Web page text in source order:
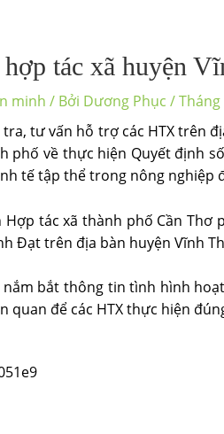
tác xã huyện
minh / Bởi Dương Phục /Tháng
tư vấn hỗ trợ các HTX trên
phố về thực hiện Quyết định
tế tập thể trong nông nghiệp
Hợp tác xã thành phố Cần
Đạt trên địa bàn huyện Vĩnh
bắt thông tin tình hình
quan để các HTX thực hiện